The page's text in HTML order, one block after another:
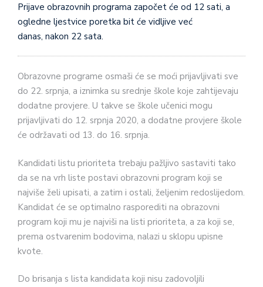
Prijave obrazovnih programa započet će od 12 sati, a
ogledne ljestvice poretka bit će vidljive već
danas, nakon 22 sata.
Obrazovne programe osmaši će se moći prijavljivati sve
do 22. srpnja, a iznimka su srednje škole koje zahtijevaju
dodatne provjere. U takve se škole učenici mogu
prijavljivati do 12. srpnja 2020, a dodatne provjere škole
će održavati od 13. do 16. srpnja.
Kandidati listu prioriteta trebaju pažljivo sastaviti tako
da se na vrh liste postavi obrazovni program koji se
najviše želi upisati, a zatim i ostali, željenim redoslijedom.
Kandidat će se optimalno rasporediti na obrazovni
program koji mu je najviši na listi prioriteta, a za koji se,
prema ostvarenim bodovima, nalazi u sklopu upisne
kvote.
Do brisanja s lista kandidata koji nisu zadovoljili